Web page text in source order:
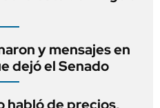
y mensajes en
dejó el Senado
habló de precios,